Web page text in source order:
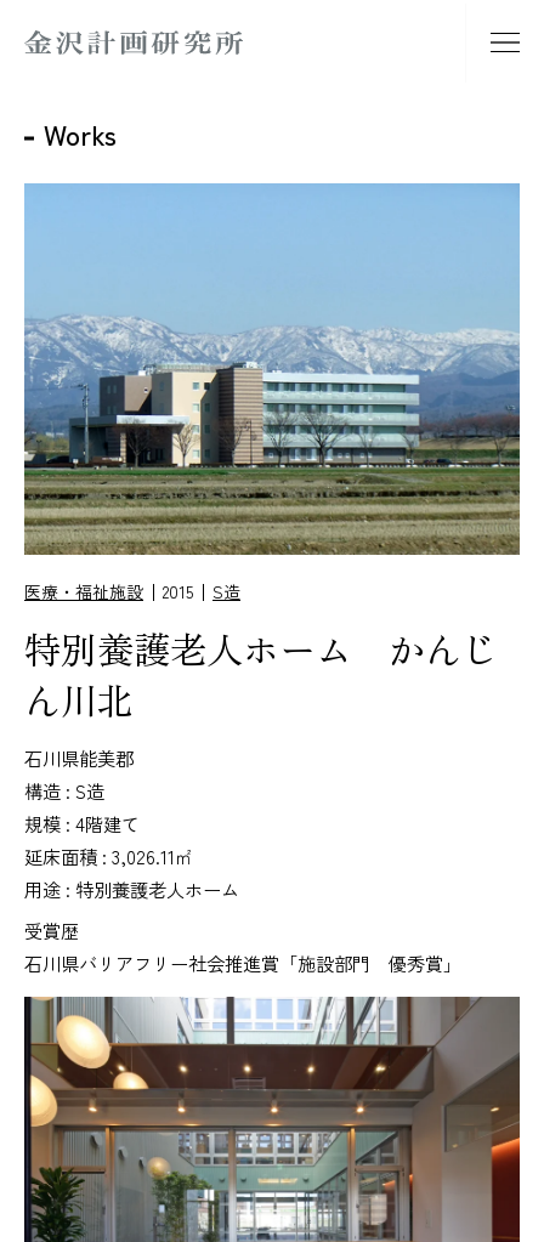
Works
医療・福祉施設 2015 S造
特別養護老人ホーム かんじ
ん川北
石川県能美郡
構造 : S造
規模 : 4階建て
延床面積 : 3,026.11㎡
用途 : 特別養護老人ホーム
受賞歴
石川県バリアフリー社会推進賞「施設部門 優秀賞」